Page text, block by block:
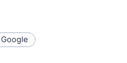
Google